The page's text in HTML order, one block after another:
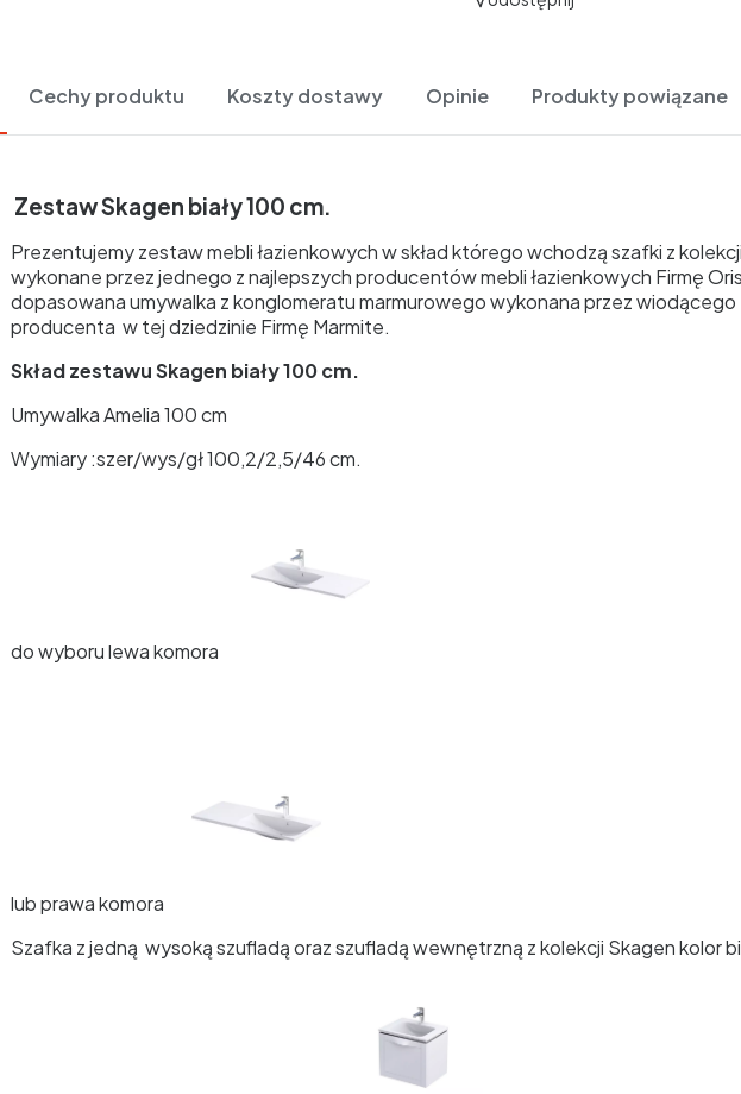
Cechy produktu Koszty dostawy Opinie Produkty powiązane
Zestaw Skagen biały 100 cm.
Prezentujemy zestaw mebli łazienkowych w skład którego wchodzą szafki z
wykonane przez jednego z najlepszych producentów mebli łazienkowych Firmę
dopasowana umywalka z konglomeratu marmurowego wykonana przez wiodącego
producenta w tej dziedzinie Firmę Marmite.
Skład zestawu Skagen biały 100 cm.
Umywalka Amelia 100 cm
Wymiary :szer/wys/gł 100,2/2,5/46 cm.
do wyboru lewa komora
lub prawa komora
Szafka z jedną wysoką szufladą oraz szufladą wewnętrzną z kolekcji Skagen kolor